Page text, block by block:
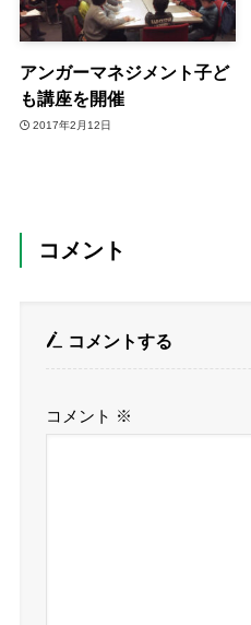
アンガーマネジメント子ど
も講座を開催
2017年2月12日
コメント
コメントする
コメント ※